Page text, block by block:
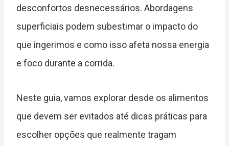
desconfortos desnecessários. Abordagens
superficiais podem subestimar o impacto do
que ingerimos e como isso afeta nossa energia
e foco durante a corrida.
Neste guia, vamos explorar desde os alimentos
que devem ser evitados até dicas práticas para
escolher opções que realmente tragam